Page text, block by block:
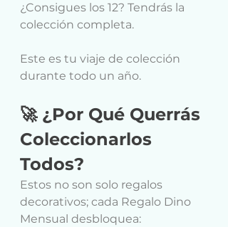
¿Consigues los 12? Tendrás la
colección completa.
Este es tu viaje de colección
durante todo un año.
🚀 ¿Por Qué Querrás
Coleccionarlos
Todos?
Estos no son solo regalos
decorativos; cada Regalo Dino
Mensual desbloquea: